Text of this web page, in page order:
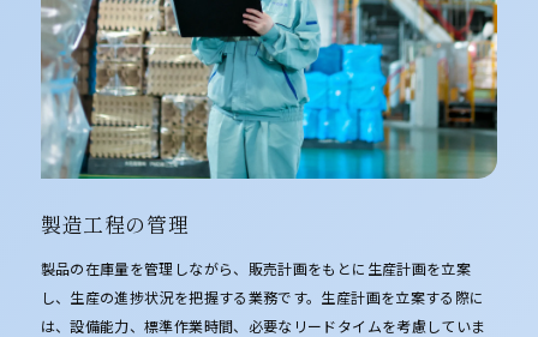
製造工程の管理
製品の在庫量を管理しながら、販売計画をもとに生産計画を立案
し、生産の進捗状況を把握する業務です。生産計画を立案する際に
は、設備能力、標準作業時間、必要なリードタイムを考慮していま